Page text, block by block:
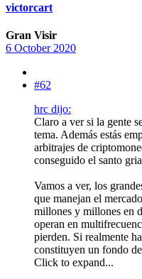
victorcart
Gran Visir
6 October 2020
#62
hrc dijo:
Claro a ver si la gente
tema. Además estás
arbitrajes de
conseguido el santo
Vamos a ver, los
que manejan el
millones y millones en
operan en
pierden. Si realmente
constituyen un fondo
Click to expand...